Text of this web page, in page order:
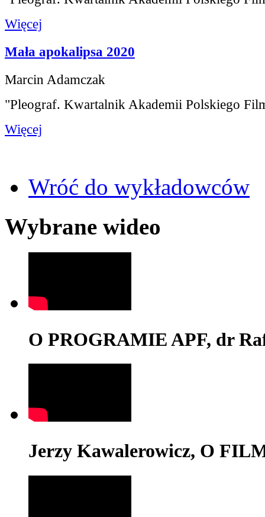
Więcej
Mała apokalipsa 2020
Marcin Adamczak
"Pleograf. Kwartalnik Akademii Polskiego
Więcej
Wróć do wykładowców
Wybrane wideo
O PROGRAMIE APF, dr
Jerzy Kawalerowicz, O